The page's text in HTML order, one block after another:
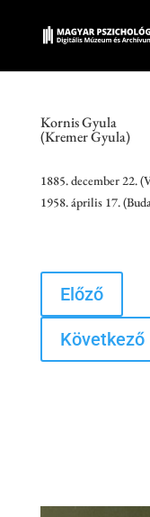
Kornis Gyula
(Kremer Gyula)
1885. december 22.
1958. április 17.
Előző
Következő